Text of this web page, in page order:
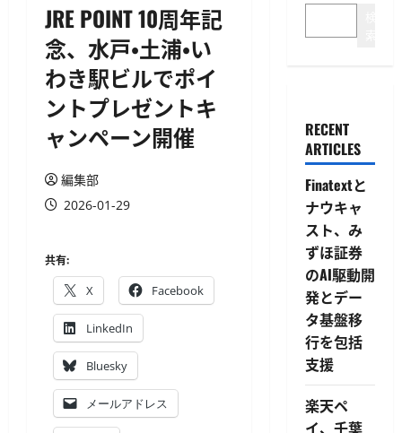
JRE POINT 10周年記
念、水戸・土浦・い
わき駅ビルでポイ
ントプレゼントキ
ャンペーン開催
編集部
2026-01-29
共有:
X Facebook
LinkedIn
Bluesky
メールアドレス
RECENT
ARTICLES
Finatextと
ナウキャ
スト、み
ずほ証券
のAI駆動開
発とデー
タ基盤移
行を包括
支援
楽天ペ
イ、千葉